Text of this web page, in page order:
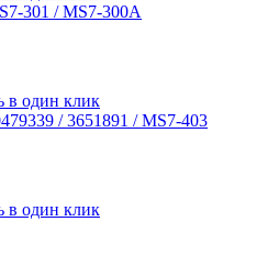
301 / MS7-300A
в один клик
/ 3651891 / MS7-403
в один клик